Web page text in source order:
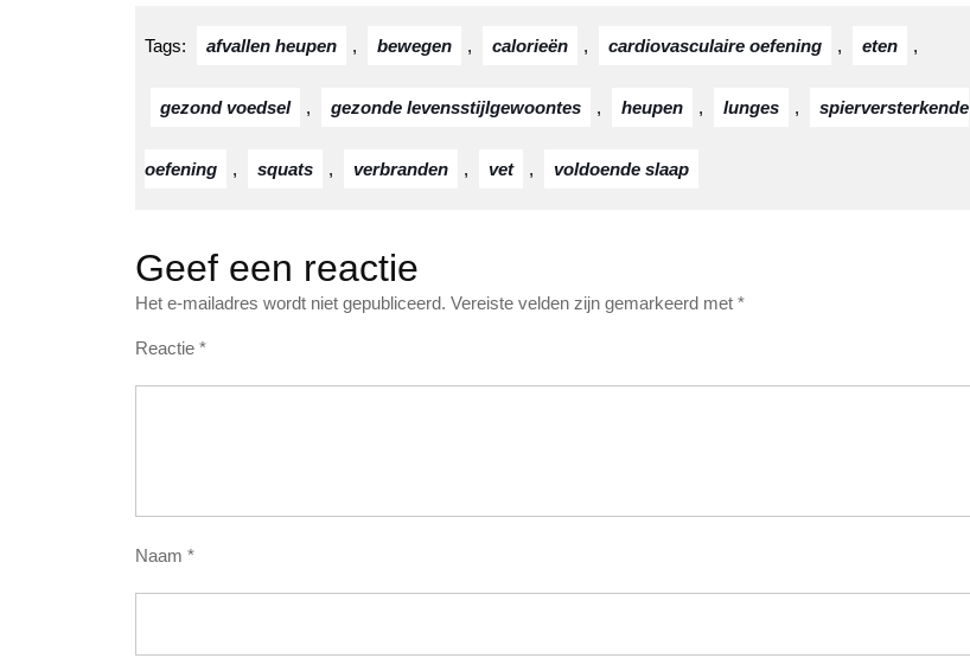
Tags: afvallen heupen , bewegen , calorieën , cardiovasculaire oefening , eten ,
gezond voedsel , gezonde levensstijlgewoontes , heupen , lunges , spierversterkende
oefening , squats , verbranden , vet , voldoende slaap
Geef een reactie
Het e-mailadres wordt niet gepubliceerd. Vereiste velden zijn gemarkeerd met *
Reactie *
Naam *